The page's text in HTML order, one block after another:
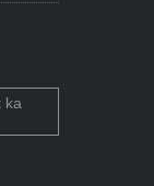
ka